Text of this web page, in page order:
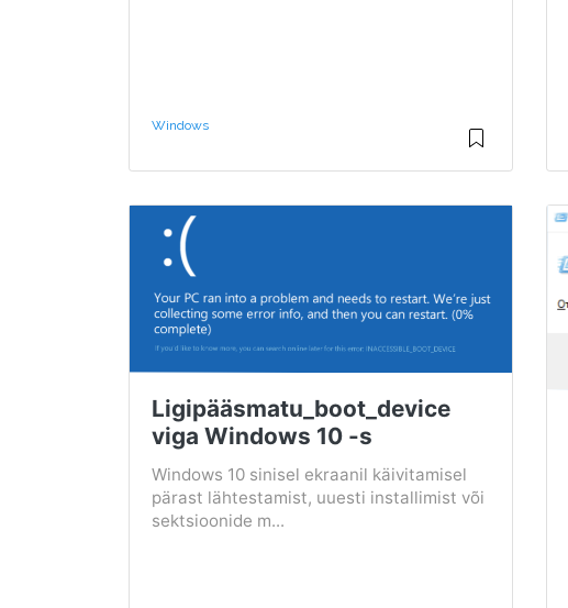
Windows
Ligipääsmatu_boot_device
viga Windows 10 -s
Windows 10 sinisel ekraanil käivitamisel
pärast lähtestamist, uuesti installimist või
sektsioonide m...